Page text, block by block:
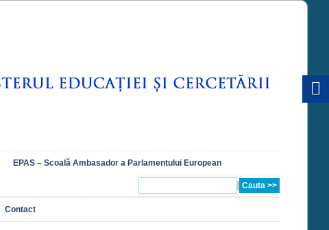
EPAS – Scoală Ambasador a Parlamentului European
Contact